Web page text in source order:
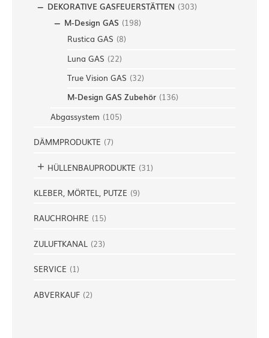
DEKORATIVE GASFEUERSTÄTTEN (303)
M-Design GAS (198)
Rustica GAS (8)
Luna GAS (22)
True Vision GAS (32)
M-Design GAS Zubehör (136)
Abgassystem (105)
DÄMMPRODUKTE (7)
HÜLLENBAUPRODUKTE (31)
KLEBER, MÖRTEL, PUTZE (9)
RAUCHROHRE (15)
ZULUFTKANAL (23)
SERVICE (1)
ABVERKAUF (2)